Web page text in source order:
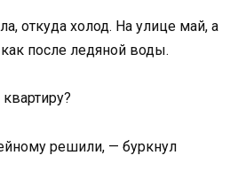
откуда холод. На улице май, а
после ледяной воды.
решили, — буркнул